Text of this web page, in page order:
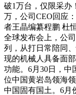
破1万台，仅限采办
万，公司CEO回应
者王晶编纂程鹏 杜
全球发布会上，公
列，从打日常陪同
现的机械人具备面
功能。6月30日，中
位中国黄岩岛领海
中国固有国土。6月